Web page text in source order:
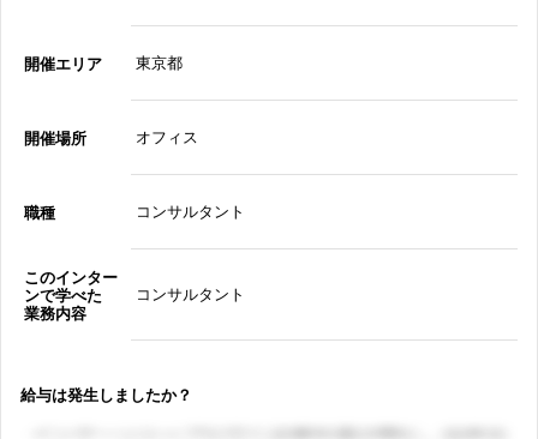
開催エリア 東京都
開催場所 オフィス
職種 コンサルタント
このインター
ンで学べた
業務内容
コンサルタント
給与は発生しましたか？